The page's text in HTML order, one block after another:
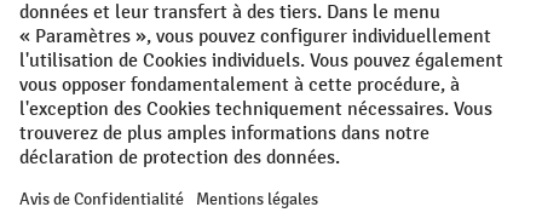
All prices excl. VAT plusshipping costsand possible delivery charges,
if not stated otherwise.
¹ La remise est valable jusqu'à épuisement des stocks. La remise ne
s'applique pas aux prix spéciaux. Il n'est pas possible de le combiner
avec d'autres réductions en pourcentage ou bons de réduction. | ² Une
réduction unique est offerte lors de la première inscription à la
toute commande d'un montant net minimum de 250 €. Le pourcentage